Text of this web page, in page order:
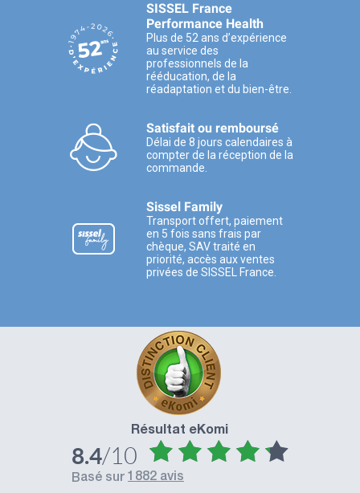
SISSEL France
Performance Health
Plus de 52 ans d’expérience
au service des
professionnels de la
rééducation, de la
réadaptation et du bien-être.
Satisfait ou remboursé
Délai de 8 jours calendaires à
compter de la réception de la
commande.
Sissel Family
Transport offert, paiement
en 5 fois sans frais par
chèque, SAV traité en
priorité, accès aux ventes
privées de SISSEL France.
Résultat eKomi
8.4/10
basé sur 1882 avis